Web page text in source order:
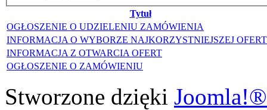
Tytuł
OGŁOSZENIE O UDZIELENIU ZAMÓWIENIA
INFORMACJA O WYBORZE NAJKORZYSTNIEJSZEJ
INFORMACJA Z OTWARCIA OFERT
OGŁOSZENIE O ZAMÓWIENIU
Stworzone dzięki Joomla!®